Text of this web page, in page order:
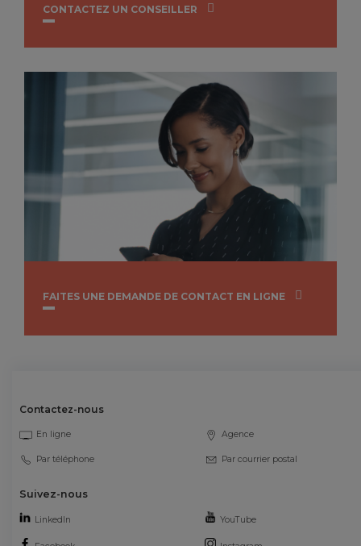
CONTACTEZ UN CONSEILLER
FAITES UNE DEMANDE DE CONTACT EN LIGNE
Contactez-nous
En ligne Agence
Par téléphone Par courrier postal
Suivez-nous
LinkedIn YouTube